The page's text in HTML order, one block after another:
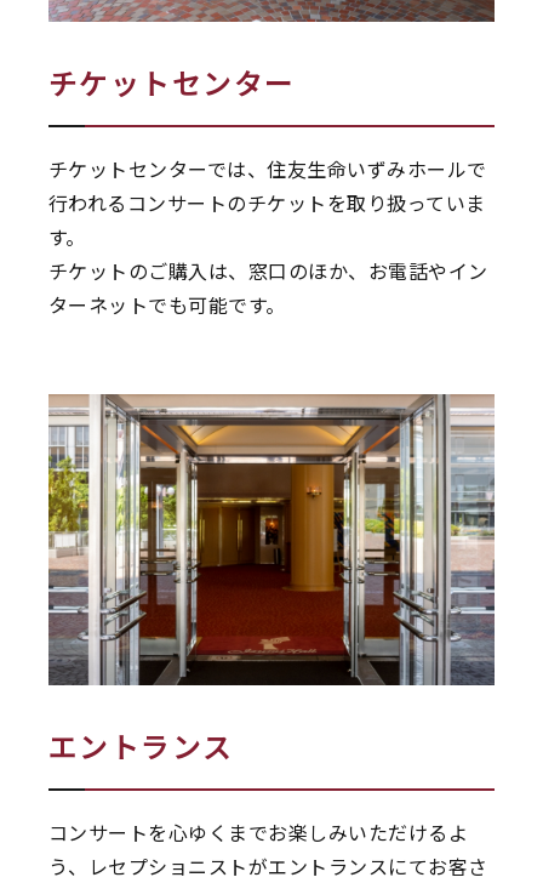
チケットセンター
チケットセンターでは、住友生命いずみホールで
行われるコンサートのチケットを取り扱っていま
す。
チケットのご購入は、窓口のほか、お電話やイン
ターネットでも可能です。
エントランス
コンサートを心ゆくまでお楽しみいただけるよ
う、レセプショニストがエントランスにてお客さ